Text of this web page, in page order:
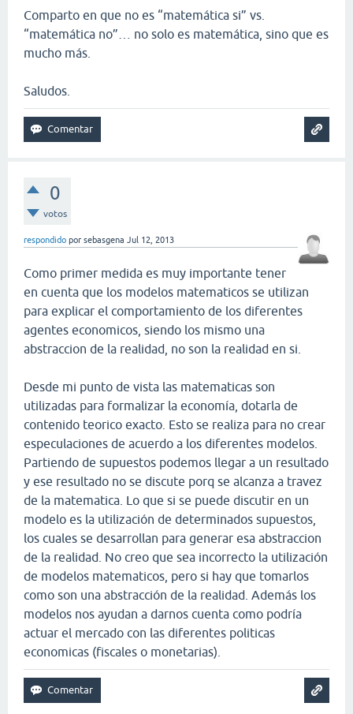
Comparto en que no es “matemática si” vs.
“matemática no”… no solo es matemática, sino que es
mucho más.
Saludos.
0
votos
respondido por sebasgena Jul 12, 2013
Como primer medida es muy importante tener
en cuenta que los modelos matematicos se utilizan
para explicar el comportamiento de los diferentes
agentes economicos, siendo los mismo una
abstraccion de la realidad, no son la realidad en si.
Desde mi punto de vista las matematicas son
utilizadas para formalizar la economía, dotarla de
contenido teorico exacto. Esto se realiza para no crear
especulaciones de acuerdo a los diferentes modelos.
Partiendo de supuestos podemos llegar a un resultado
y ese resultado no se discute porq se alcanza a travez
de la matematica. Lo que si se puede discutir en un
modelo es la utilización de determinados supuestos,
los cuales se desarrollan para generar esa abstraccion
de la realidad. No creo que sea incorrecto la utilización
de modelos matematicos, pero si hay que tomarlos
como son una abstracción de la realidad. Además los
modelos nos ayudan a darnos cuenta como podría
actuar el mercado con las diferentes politicas
economicas (fiscales o monetarias).